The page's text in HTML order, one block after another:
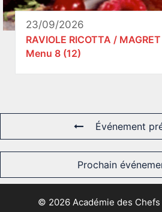
23/09/2026
RAVIOLE RICOTTA /
Menu 8 (12)
Événement
Prochain
© 2026 Académie des Chefs